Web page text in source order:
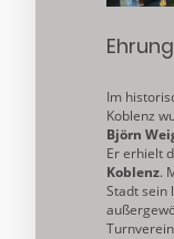
Im
Koblenz
Björn
Er erhielt
Koblenz.
Stadt sein